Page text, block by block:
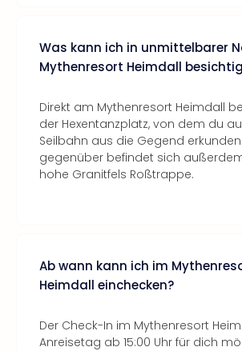
Was kann ich in unmittelbarer
Mythenresort Heimdall
Direkt am Mythenresort Heimdall
der Hexentanzplatz, von dem du
Seilbahn aus die Gegend
gegenüber befindet sich
hohe Granitfels Roßtrappe.
Ab wann kann ich im
Heimdall einchecken?
Der Check-In im Mythenresort
Anreisetag ab 15:00 Uhr für dich